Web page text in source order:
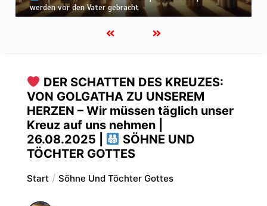
befunden – wir werden in Weiß wandeln
DER SCHATTEN DES KREUZES:
VON GOLGATHA ZU UNSEREM
HERZEN – Wir müssen täglich unser
Kreuz auf uns nehmen |
26.08.2025 |
SÖHNE UND
TÖCHTER GOTTES
Start Söhne Und Töchter Gottes